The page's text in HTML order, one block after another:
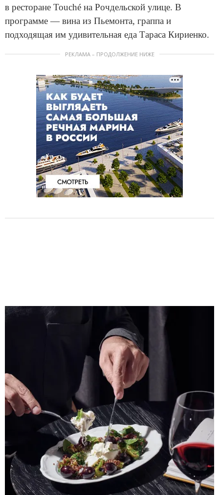
в ресторане Touché на Рочдельской улице. В
программе — вина из Пьемонта, граппа и
подходящая им удивительная еда Тараса Кириенко.
РЕКЛАМА – ПРОДОЛЖЕНИЕ НИЖЕ